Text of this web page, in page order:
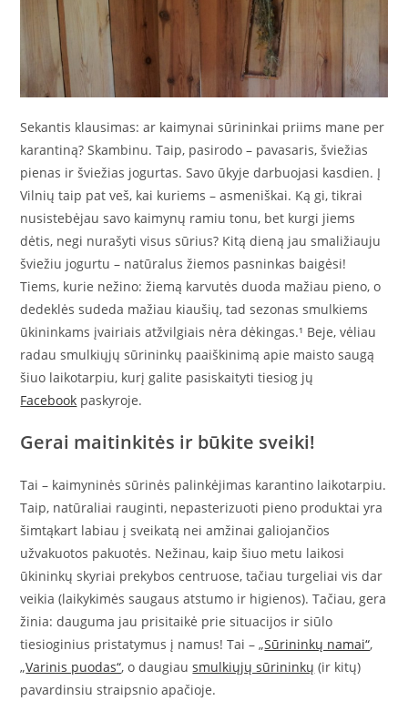
Sekantis klausimas: ar kaimynai sūrininkai priims mane per
karantiną? Skambinu. Taip, pasirodo – pavasaris, šviežias
pienas ir šviežias jogurtas. Savo ūkyje darbuojasi kasdien. Į
Vilnių taip pat veš, kai kuriems – asmeniškai. Ką gi, tikrai
nusistebėjau savo kaimynų ramiu tonu, bet kurgi jiems
dėtis, negi nurašyti visus sūrius? Kitą dieną jau smaližiauju
šviežiu jogurtu – natūralus žiemos pasninkas baigėsi!
Tiems, kurie nežino: žiemą karvutės duoda mažiau pieno, o
dedeklės sudeda mažiau kiaušių, tad sezonas smulkiems
ūkininkams įvairiais atžvilgiais nėra dėkingas.¹ Beje, vėliau
radau smulkiųjų sūrininkų paaiškinimą apie maisto saugą
šiuo laikotarpiu, kurį galite pasiskaityti tiesiog jų
Facebook paskyroje.
Gerai maitinkitės ir būkite sveiki!
Tai – kaimyninės sūrinės palinkėjimas karantino laikotarpiu.
Taip, natūraliai rauginti, nepasterizuoti pieno produktai yra
šimtąkart labiau į sveikatą nei amžinai galiojančios
užvakuotos pakuotės. Nežinau, kaip šiuo metu laikosi
ūkininkų skyriai prekybos centruose, tačiau turgeliai vis dar
veikia (laikykimės saugaus atstumo ir higienos). Tačiau, gera
žinia: dauguma jau prisitaikė prie situacijos ir siūlo
tiesioginius pristatymus į namus! Tai – „Sūrininkų namai“,
„Varinis puodas“, o daugiausmulkiųjų sūrininkų (ir kitų)
pavardinsiu straipsnio apačioje.